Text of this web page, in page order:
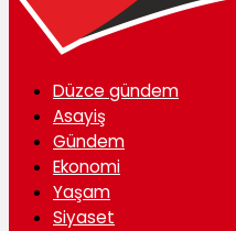
Düzce gündem
Asayiş
Gündem
Ekonomi
Yaşam
Siyaset